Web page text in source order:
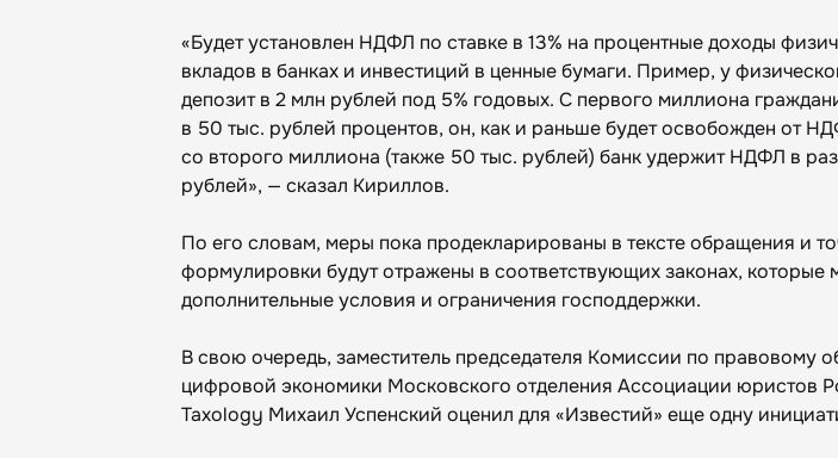
«Будет установлен НДФЛ по ставке в 13% на процентные доходы
вкладов в банках и инвестиций в ценные бумаги. Пример, у
депозит в 2 млн рублей под 5% годовых. С первого миллиона
в 50 тыс. рублей процентов, он, как и раньше будет освобожден от
со второго миллиона (также 50 тыс. рублей) банк удержит НДФЛ в
рублей», — сказал Кириллов.
По его словам, меры пока продекларированы в тексте обращения и
формулировки будут отражены в соответствующих законах, которые
дополнительные условия и ограничения господдержки.
В свою очередь, заместитель председателя Комиссии по правовому
цифровой экономики Московского отделения Ассоциации юристов
Taxology Михаил Успенский оценил для «Известий» еще одну